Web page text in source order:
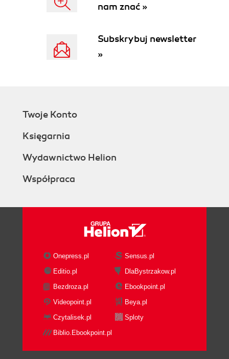
nam znać »
Subskrybuj newsletter
»
Twoje Konto
Księgarnia
Wydawnictwo Helion
Współpraca
Onepress.pl
Sensus.pl
Editio.pl
DlaBystrzakow.pl
Bezdroza.pl
Ebookpoint.pl
Videopoint.pl
Beya.pl
Czytalisek.pl
Sploty
Biblio.Ebookpoint.pl